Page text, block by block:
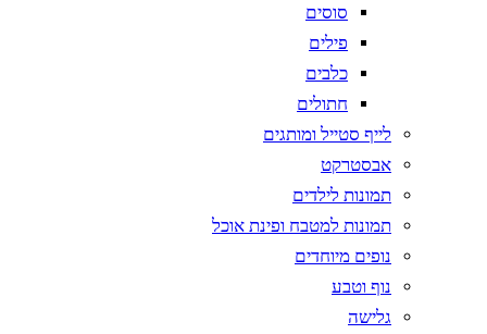
סוסים
פילים
כלבים
חתולים
לייף סטייל ומותגים
אבסטרקט
תמונות לילדים
תמונות למטבח ופינת אוכל
נופים מיוחדים
נוף וטבע
גלישה